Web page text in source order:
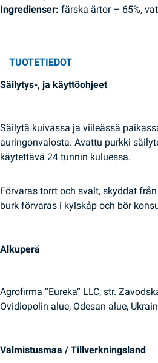
Ingredienser: färska ärtor – 65%,
TUOTETIEDOT
Säilytys-, ja käyttöohjeet
Säilytä kuivassa ja viileässä
auringonvalosta. Avattu purkki
käytettävä 24 tunnin kuluessa.
Förvaras torrt och svalt, skyddat
burk förvaras i kylskåp och bör
Alkuperä
Agrofirma “Eureka” LLC, str.
Ovidiopolin alue, Odesan alue,
Valmistusmaa / Tillverkningsland